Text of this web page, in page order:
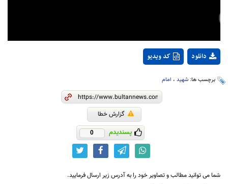
کد ویدیو دانلود
برچسب ها: شهید ، امام
گزارش خطا
پسندیدم 0
شما می توانید مطالب و تصاویر خود را به آدرس زیر ارسال فرمایید.